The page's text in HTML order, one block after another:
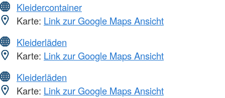
Kleidercontainer
Karte: Link zur Google Maps Ansicht
Kleiderläden
Karte: Link zur Google Maps Ansicht
Kleiderläden
Karte: Link zur Google Maps Ansicht